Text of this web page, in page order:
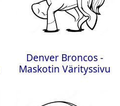
Denver Broncos -
Maskotin Värityssivu